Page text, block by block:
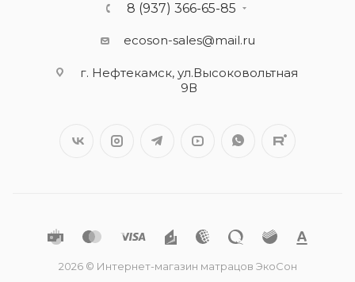
8 (937) 366-65-85
ecoson-sales@mail.ru
г. Нефтекамск, ул.Высоковольтная
9В
2026 © Интернет-магазин матрацов ЭкоСон